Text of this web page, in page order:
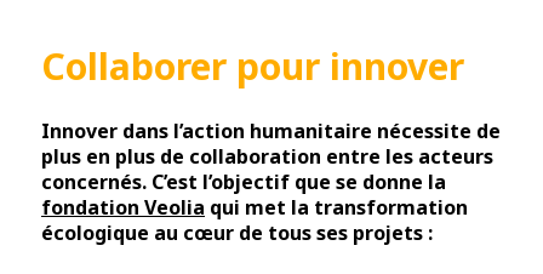
Collaborer pour innover
Innover dans l’action humanitaire nécessite de
plus en plus de collaboration entre les acteurs
concernés. C’est l’objectif que se donne la
fondation Veolia qui met la transformation
écologique au cœur de tous ses projets :